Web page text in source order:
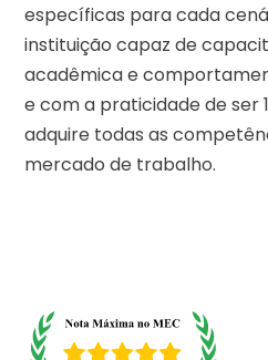
específicas para cada
instituição capaz de
acadêmica e
e com a praticidade de ser
adquire todas as
mercado de trabalho.